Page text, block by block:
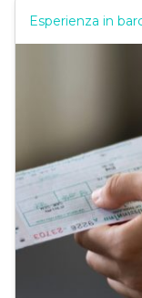
Esperienza in